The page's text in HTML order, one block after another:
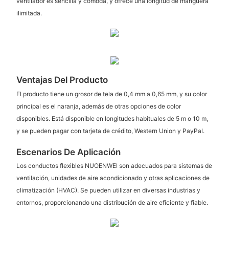
ilimitada.
Ventajas Del Producto
El producto tiene un grosor de tela de 0,4 mm a 0,65 mm, y su color
principal es el naranja, además de otras opciones de color
disponibles. Está disponible en longitudes habituales de 5 m o 10 m,
y se pueden pagar con tarjeta de crédito, Western Union y PayPal.
Escenarios De Aplicación
Los conductos flexibles NUOENWEI son adecuados para sistemas de
ventilación, unidades de aire acondicionado y otras aplicaciones de
climatización (HVAC). Se pueden utilizar en diversas industrias y
entornos, proporcionando una distribución de aire eficiente y fiable.